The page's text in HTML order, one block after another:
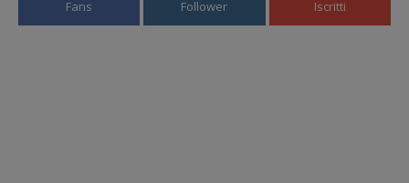
Fans Follower Iscritti